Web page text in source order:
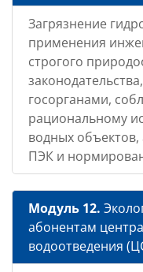
Загрязнение
применения
строгого
госорганами,
рациональному
водных объектов,
ПЭК и
Модуль 12.
абонентам
водоотведения